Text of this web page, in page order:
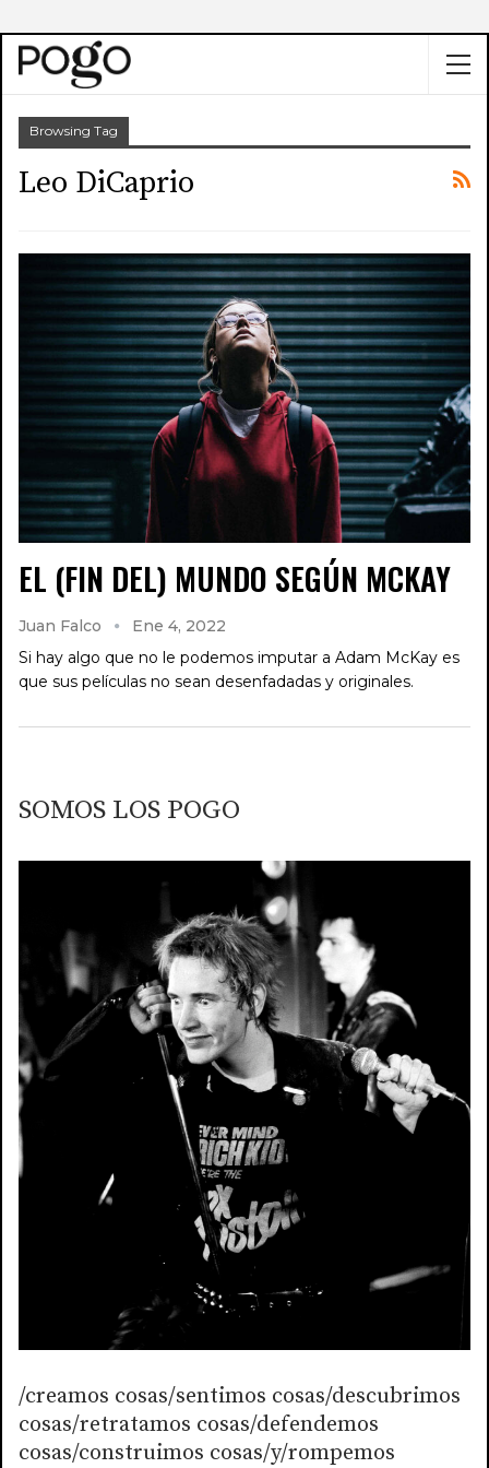
Browsing Tag
Leo DiCaprio
EL (FIN DEL) MUNDO SEGÚN MCKAY
Juan Falco
Ene 4, 2022
Si hay algo que no le podemos imputar a Adam McKay es
que sus películas no sean desenfadadas y originales.
SOMOS LOS POGO
/creamos cosas/sentimos cosas/descubrimos
cosas/retratamos cosas/defendemos
cosas/construimos cosas/y/rompemos